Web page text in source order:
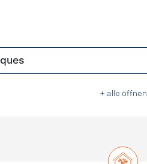
+ alle öffnen